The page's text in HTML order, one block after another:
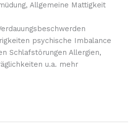
Allgemeine Mattigkeit
psychische Imbalance
Schlafstörungen Allergien,
u.a. mehr